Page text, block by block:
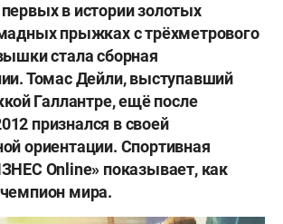
в истории золотых
прыжках с трёхметрового
стала сборная
Томас Дейли, выступавший
Галлантре, ещё после
признался в своей
ориентации. Спортивная
Online» показывает, как
мира.